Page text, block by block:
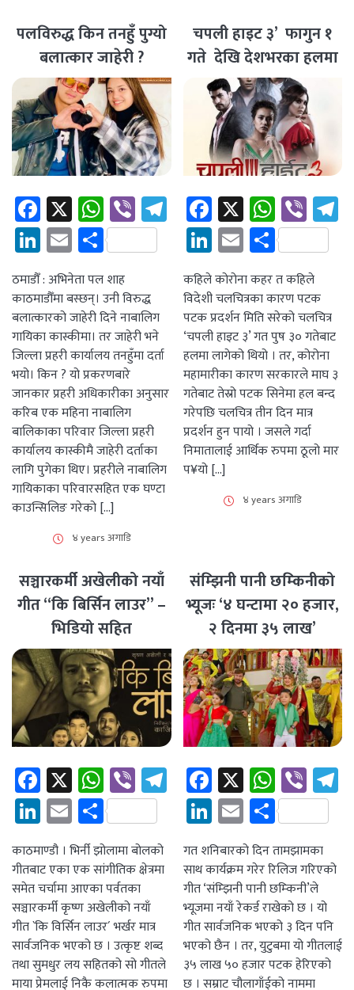
पलविरुद्ध किन तनहुँ पुग्यो
बलात्कार जाहेरी ?
Facebook
X WhatsApp
ViberTelegram
LinkedIn
EmailShare
ठमाडौँ : अभिनेता पल शाह
काठमाडौँमा बस्छन्। उनी विरुद्ध
बलात्कारको जाहेरी दिने नाबालिग
गायिका कास्कीमा। तर जाहेरी भने
जिल्ला प्रहरी कार्यालय तनहुँमा दर्ता
भयो। किन ? यो प्रकरणबारे
जानकार प्रहरी अधिकारीका अनुसार
करिब एक महिना नाबालिग
बालिकाका परिवार जिल्ला प्रहरी
कार्यालय कास्कीमै जाहेरी दर्ताका
लागि पुगेका थिए। प्रहरीले नाबालिग
गायिकाका परिवारसहित एक घण्टा
काउन्सिलिङ गरेको […]
४ years अगाडि
चपली हाइट ३’ फागुन १
गते देखि देशभरका हलमा
Facebook
X
LinkedIn
EmailShare
कहिले कोरोना कहर त कहिले
विदेशी चलचित्रका कारण पटक
पटक प्रदर्शन मिति सरेको चलचित्र
‘चपली हाइट ३’ गत पुष ३० गतेबाट
हलमा लागेको थियो । तर, कोरोना
महामारीका कारण सरकारले माघ ३
गतेबाट तेस्रो पटक सिनेमा हल बन्द
गरेपछि चलचित्र तीन दिन मात्र
प्रदर्शन हुन पायो । जसले गर्दा
निमातालाई आर्थिक रुपमा ठूलो मार
प¥यो […]
४ years अगाडि
सञ्चारकर्मी अखेलीको नयाँ
गीत “कि बिर्सिन लाउर” –
भिडियो सहित
Facebook
X WhatsApp
ViberTelegram
LinkedIn
EmailShare
काठमाण्डौ । भिर्नी झोलामा बोलको
गीतबाट एका एक सांगीतिक क्षेत्रमा
समेत चर्चामा आएका पर्वतका
सञ्चारकर्मी कृष्ण अखेलीको नयाँ
गीत `कि विर्सिन लाउर´ भर्खर मात्र
सार्वजनिक भएको छ । उत्कृष्ट शब्द
तथा सुमधुर लय सहितको सो गीतले
माया प्रेमलाई निकै कलात्मक रुपमा
संम्झिनी पानी छम्किनीको
भ्यूजः ‘४ घन्टामा २० हजार,
२ दिनमा ३५ लाख’
Facebook
X
LinkedIn
EmailShare
गत शनिबारको दिन तामझामका
साथ कार्यक्रम गरेर रिलिज गरिएको
गीत ‘संम्झिनी पानी छम्किनी’ले
भ्यूजमा नयाँ रेकर्ड राखेको छ । यो
गीत सार्वजनिक भएको ३ दिन पनि
भएको छैन । तर, युटुबमा यो गीतलाई
३५ लाख ५० हजार पटक हेरिएको
छ । सम्राट चौलागाँईको नाममा